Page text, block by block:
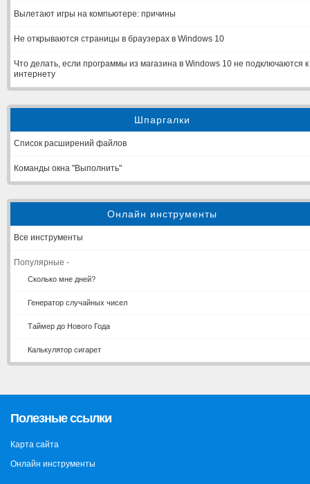
Вылетают игры на компьютере: причины
Не открываются страницы в браузерах в Windows 10
Что делать, если программы из магазина в Windows 10 не подключаются к
интернету
Шпаргалки
Список расширений файлов
Команды окна "Выполнить"
Онлайн инструменты
Все инструменты
Популярные -
Сколько мне дней?
Генератор случайных чисел
Таймер до Нового Года
Калькулятор сигарет
Полезные ссылки
Карта сайта
Онлайн инструменты